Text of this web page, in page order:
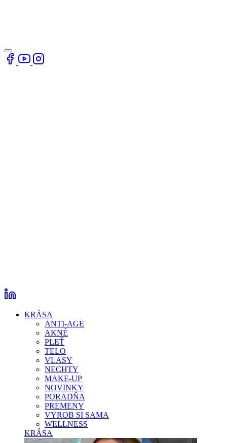
KRÁSA
ANTI-AGE
AKNÉ
PLEŤ
TELO
VLASY
NECHTY
MAKE-UP
NOVINKY
PORADŇA
PREMENY
VYROB SI SAMA
WELLNESS
KRÁSA